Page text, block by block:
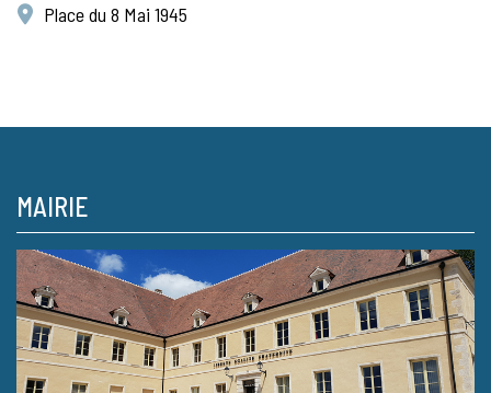
Place du 8 Mai 1945
MAIRIE